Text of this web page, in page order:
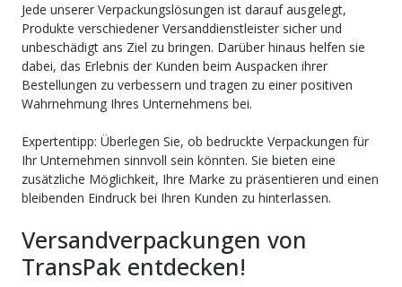
Jede unserer Verpackungslösungen ist darauf ausgelegt,
Produkte verschiedener Versanddienstleister sicher und
unbeschädigt ans Ziel zu bringen. Darüber hinaus helfen sie
dabei, das Erlebnis der Kunden beim Auspacken ihrer
Bestellungen zu verbessern und tragen zu einer positiven
Wahrnehmung Ihres Unternehmens bei.
Expertentipp: Überlegen Sie, ob bedruckte Verpackungen für
Ihr Unternehmen sinnvoll sein könnten. Sie bieten eine
zusätzliche Möglichkeit, Ihre Marke zu präsentieren und einen
bleibenden Eindruck bei Ihren Kunden zu hinterlassen.
Versandverpackungen von
TransPak entdecken!